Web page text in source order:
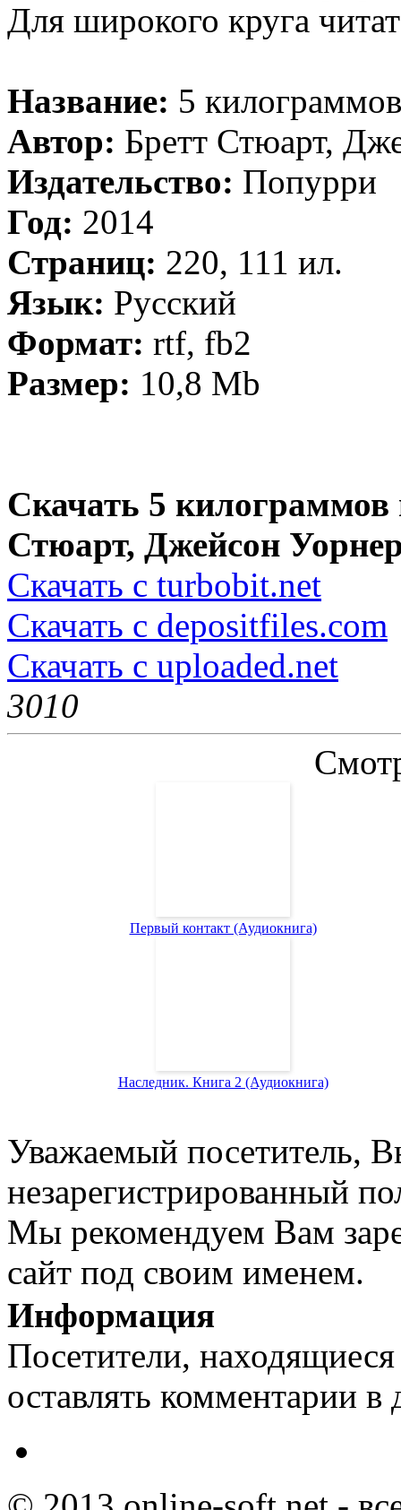
Для широкого круга
Название: 5
Автор: Бретт Стюарт,
Издательство: Попурри
Год: 2014
Страниц: 220, 111 ил.
Язык: Русский
Формат: rtf, fb2
Размер: 10,8 Mb
Скачать 5
Стюарт, Джейсон
Скачать с turbobit.net
Скачать с depositfiles.com
Скачать с uploaded.net
3010
Первый контакт (Аудиокнига)
Наследник. Книга 2 (Аудиокнига)
Уважаемый посетитель,
незарегистрированный
Мы рекомендуем Вам
сайт под своим именем.
Информация
Посетители,
оставлять комментарии в